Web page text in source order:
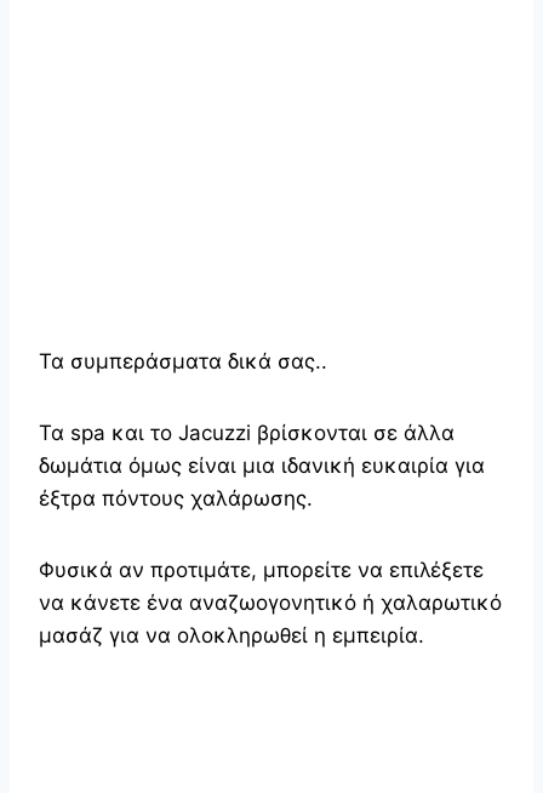
Τα συμπεράσματα δικά σας..
Τα spa και το Jacuzzi βρίσκονται σε άλλα
δωμάτια όμως είναι μια ιδανική ευκαιρία για
έξτρα πόντους χαλάρωσης.
Φυσικά αν προτιμάτε, μπορείτε να επιλέξετε
να κάνετε ένα αναζωογονητικό ή χαλαρωτικό
μασάζ για να ολοκληρωθεί η εμπειρία.